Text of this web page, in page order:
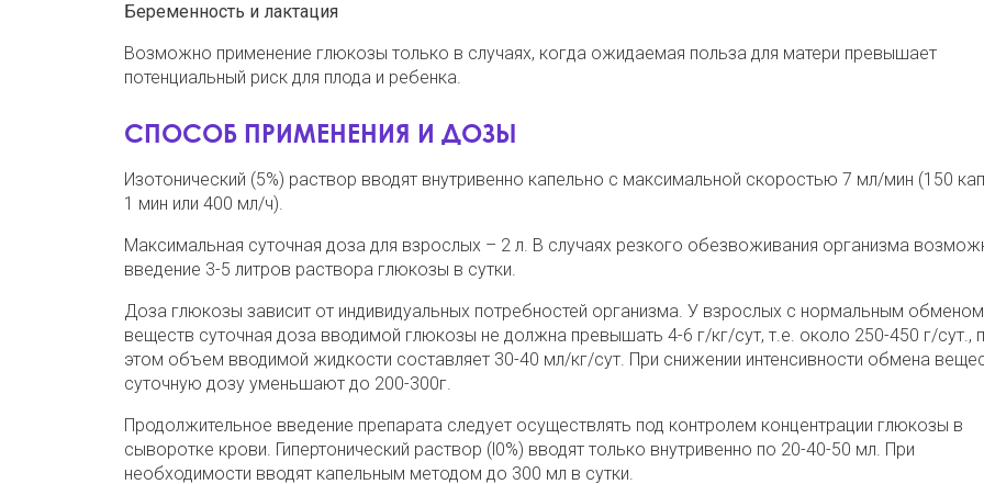
Беременность и лактация
Возможно применение глюкозы только в случаях, когда ожидаемая польза для матери превышает
потенциальный риск для плода и ребенка.
СПОСОБ ПРИМЕНЕНИЯ И ДОЗЫ
Изотонический (5%) раствор вводят внутривенно капельно с максимальной скоростью 7 мл/мин (150
1 мин или 400 мл/ч).
Максимальная суточная доза для взрослых – 2 л. В случаях резкого обезвоживания организма
введение 3-5 литров раствора глюкозы в сутки.
Доза глюкозы зависит от индивидуальных потребностей организма. У взрослых с нормальным обменом
веществ суточная доза вводимой глюкозы не должна превышать 4-6 г/кг/сут, т.е. около 250-450 г/сут.,
этом объем вводимой жидкости составляет 30-40 мл/кг/сут. При снижении интенсивности обмена
суточную дозу уменьшают до 200-300г.
Продолжительное введение препарата следует осуществлять под контролем концентрации глюкозы в
сыворотке крови. Гипертонический раствор (l0%) вводят только внутривенно по 20-40-50 мл. При
необходимости вводят капельным методом до 300 мл в сутки.